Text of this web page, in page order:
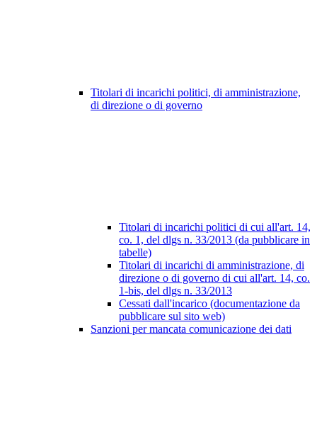
Titolari di incarichi politici, di amministrazione,
di direzione o di governo
Titolari di incarichi politici di cui all'art. 14,
co. 1, del dlgs n. 33/2013 (da pubblicare in
tabelle)
Titolari di incarichi di amministrazione, di
direzione o di governo di cui all'art. 14, co.
1-bis, del dlgs n. 33/2013
Cessati dall'incarico (documentazione da
pubblicare sul sito web)
Sanzioni per mancata comunicazione dei dati